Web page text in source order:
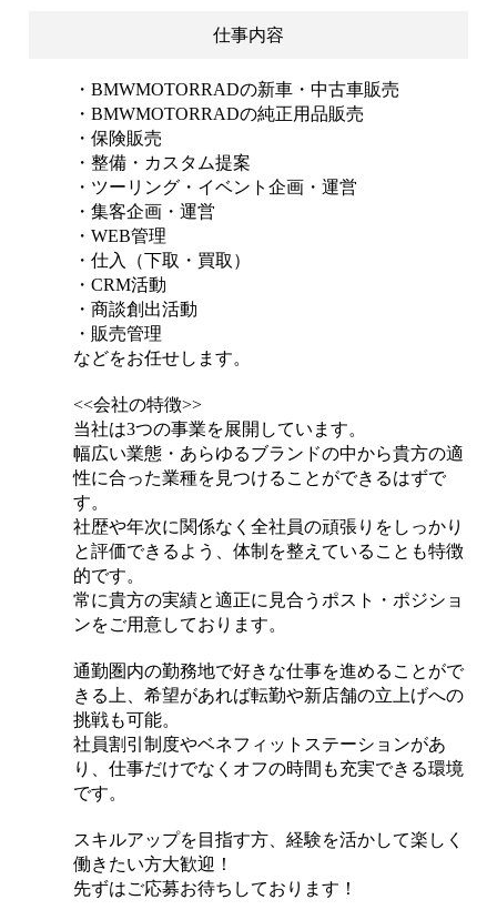
仕事内容
・BMWMOTORRADの新車・中古車販売
・BMWMOTORRADの純正用品販売
・保険販売
・整備・カスタム提案
・ツーリング・イベント企画・運営
・集客企画・運営
・WEB管理
・仕入（下取・買取）
・CRM活動
・商談創出活動
・販売管理
などをお任せします。
<<会社の特徴>>
当社は3つの事業を展開しています。
幅広い業態・あらゆるブランドの中から貴方の適
性に合った業種を見つけることができるはずで
す。
社歴や年次に関係なく全社員の頑張りをしっかり
と評価できるよう、体制を整えていることも特徴
的です。
常に貴方の実績と適正に見合うポスト・ポジショ
ンをご用意しております。
通勤圏内の勤務地で好きな仕事を進めることがで
きる上、希望があれば転勤や新店舗の立上げへの
挑戦も可能。
社員割引制度やベネフィットステーションがあ
り、仕事だけでなくオフの時間も充実できる環境
です。
スキルアップを目指す方、経験を活かして楽しく
働きたい方大歓迎！
先ずはご応募お待ちしております！